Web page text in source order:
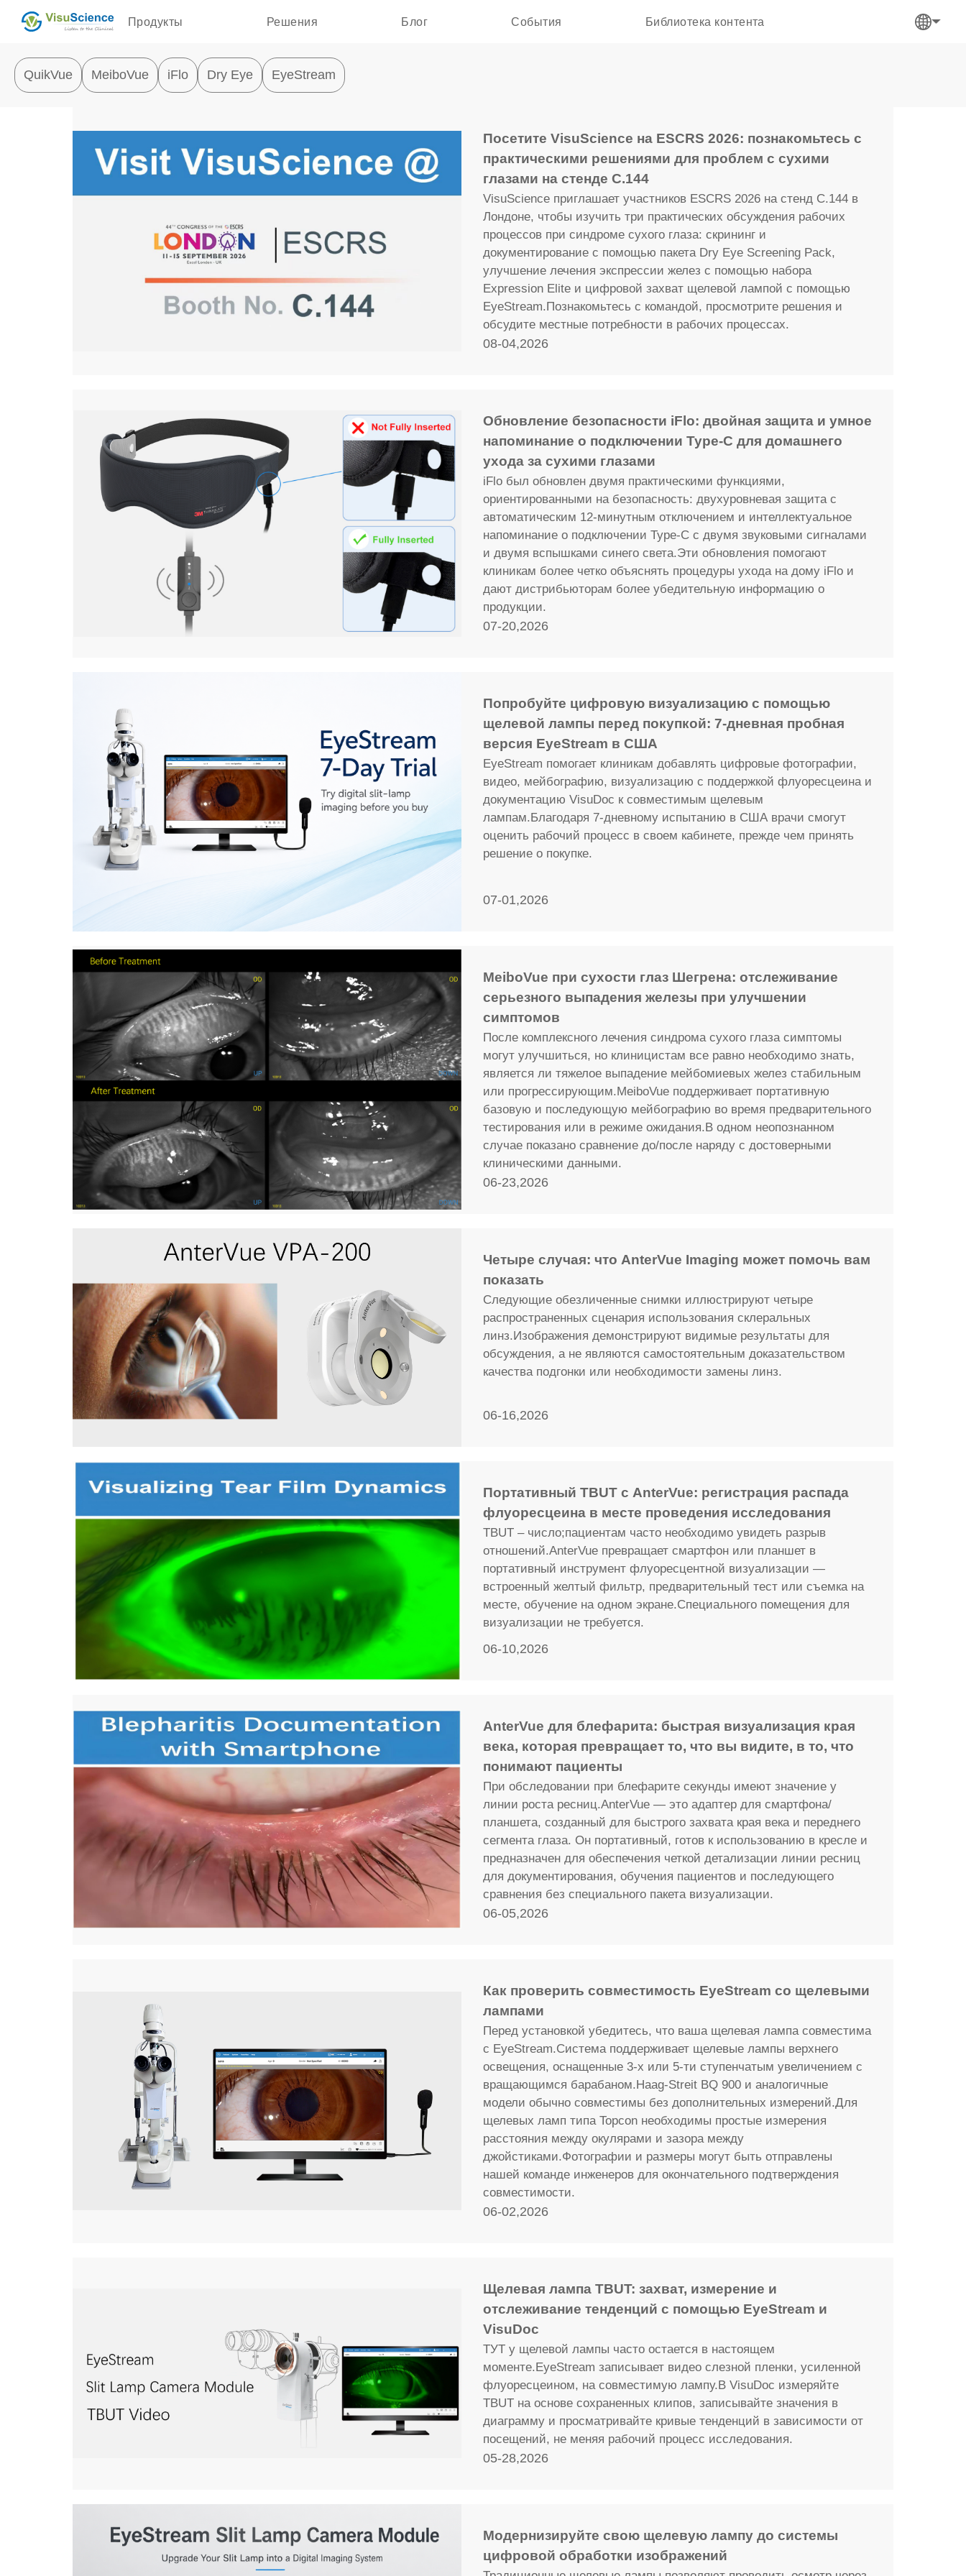
Продукты Решения Блог События Библиотека контента
QuikVue MeiboVue iFlo Dry Eye EyeStream
Посетите VisuScience на ESCRS 2026: познакомьтесь с
практическими решениями для проблем с сухими
глазами на стенде C.144
VisuScience приглашает участников ESCRS 2026 на стенд C.144 в
Лондоне, чтобы изучить три практических обсуждения рабочих
процессов при синдроме сухого глаза: скрининг и
документирование с помощью пакета Dry Eye Screening Pack,
улучшение лечения экспрессии желез с помощью набора
Expression Elite и цифровой захват щелевой лампой с помощью
EyeStream.Познакомьтесь с командой, просмотрите решения и
обсудите местные потребности в рабочих процессах.
08-04,2026
Обновление безопасности iFlo: двойная защита и умное
напоминание о подключении Type-C для домашнего
ухода за сухими глазами
iFlo был обновлен двумя практическими функциями,
ориентированными на безопасность: двухуровневая защита с
автоматическим 12-минутным отключением и интеллектуальное
напоминание о подключении Type-C с двумя звуковыми сигналами
и двумя вспышками синего света.Эти обновления помогают
клиникам более четко объяснять процедуры ухода на дому iFlo и
дают дистрибьюторам более убедительную информацию о
продукции.
07-20,2026
Попробуйте цифровую визуализацию с помощью
щелевой лампы перед покупкой: 7-дневная пробная
версия EyeStream в США
EyeStream помогает клиникам добавлять цифровые фотографии,
видео, мейбографию, визуализацию с поддержкой флуоресцеина и
документацию VisuDoc к совместимым щелевым
лампам.Благодаря 7-дневному испытанию в США врачи смогут
оценить рабочий процесс в своем кабинете, прежде чем принять
решение о покупке.
07-01,2026
MeiboVue при сухости глаз Шегрена: отслеживание
серьезного выпадения железы при улучшении
симптомов
После комплексного лечения синдрома сухого глаза симптомы
могут улучшиться, но клиницистам все равно необходимо знать,
является ли тяжелое выпадение мейбомиевых желез стабильным
или прогрессирующим.MeiboVue поддерживает портативную
базовую и последующую мейбографию во время предварительного
тестирования или в режиме ожидания.В одном неопознанном
случае показано сравнение до/после наряду с достоверными
клиническими данными.
06-23,2026
Четыре случая: что AnterVue Imaging может помочь вам
показать
Следующие обезличенные снимки иллюстрируют четыре
распространенных сценария использования склеральных
линз.Изображения демонстрируют видимые результаты для
обсуждения, а не являются самостоятельным доказательством
качества подгонки или необходимости замены линз.
06-16,2026
Портативный TBUT с AnterVue: регистрация распада
флуоресцеина в месте проведения исследования
TBUT – число;пациентам часто необходимо увидеть разрыв
отношений.AnterVue превращает смартфон или планшет в
портативный инструмент флуоресцентной визуализации —
встроенный желтый фильтр, предварительный тест или съемка на
месте, обучение на одном экране.Специального помещения для
визуализации не требуется.
06-10,2026
AnterVue для блефарита: быстрая визуализация края
века, которая превращает то, что вы видите, в то, что
понимают пациенты
При обследовании при блефарите секунды имеют значение у
линии роста ресниц.AnterVue — это адаптер для смартфона/
планшета, созданный для быстрого захвата края века и переднего
сегмента глаза. Он портативный, готов к использованию в кресле и
предназначен для обеспечения четкой детализации линии ресниц
для документирования, обучения пациентов и последующего
сравнения без специального пакета визуализации.
06-05,2026
Как проверить совместимость EyeStream со щелевыми
лампами
Перед установкой убедитесь, что ваша щелевая лампа совместима
с EyeStream.Система поддерживает щелевые лампы верхнего
освещения, оснащенные 3-х или 5-ти ступенчатым увеличением с
вращающимся барабаном.Haag-Streit BQ 900 и аналогичные
модели обычно совместимы без дополнительных измерений.Для
щелевых ламп типа Topcon необходимы простые измерения
расстояния между окулярами и зазора между
джойстиками.Фотографии и размеры могут быть отправлены
нашей команде инженеров для окончательного подтверждения
совместимости.
06-02,2026
Щелевая лампа TBUT: захват, измерение и
отслеживание тенденций с помощью EyeStream и
VisuDoc
ТУТ у щелевой лампы часто остается в настоящем
моменте.EyeStream записывает видео слезной пленки, усиленной
флуоресцеином, на совместимую лампу.В VisuDoc измеряйте
TBUT на основе сохраненных клипов, записывайте значения в
диаграмму и просматривайте кривые тенденций в зависимости от
посещений, не меняя рабочий процесс исследования.
05-28,2026
Модернизируйте свою щелевую лампу до системы
цифровой обработки изображений